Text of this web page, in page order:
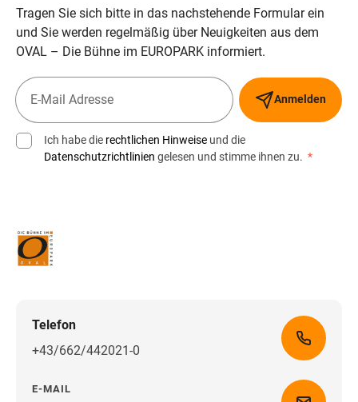
Tragen Sie sich bitte in das nachstehende Formular ein
und Sie werden regelmäßig über Neuigkeiten aus dem
OVAL – Die Bühne im EUROPARK informiert.
Anmelden
Ich habe die rechtlichen Hinweise und die
Datenschutzrichtlinien gelesen und stimme ihnen zu. *
Telefon
+43/662/442021-0
E-MAIL